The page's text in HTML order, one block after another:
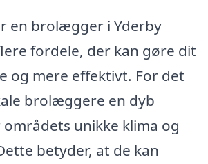
en brolægger i Yderby
fordele, der kan gøre dit
og mere effektivt. For det
brolæggere en dyb
unikke klima og
betyder, at de kan